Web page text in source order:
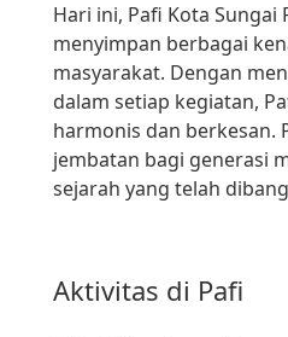
Hari ini, Pafi Kota Sungai
menyimpan berbagai
masyarakat. Dengan
dalam setiap kegiatan,
harmonis dan berkesan.
jembatan bagi generasi
sejarah yang telah
Aktivitas di Pafi